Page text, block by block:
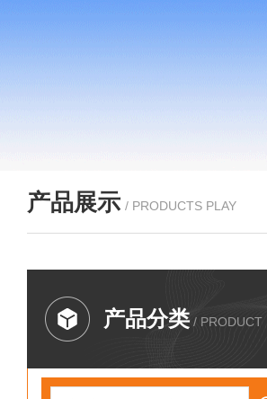
产品展示 / PRODUCTS PLAY
产品分类 / PRODUCT